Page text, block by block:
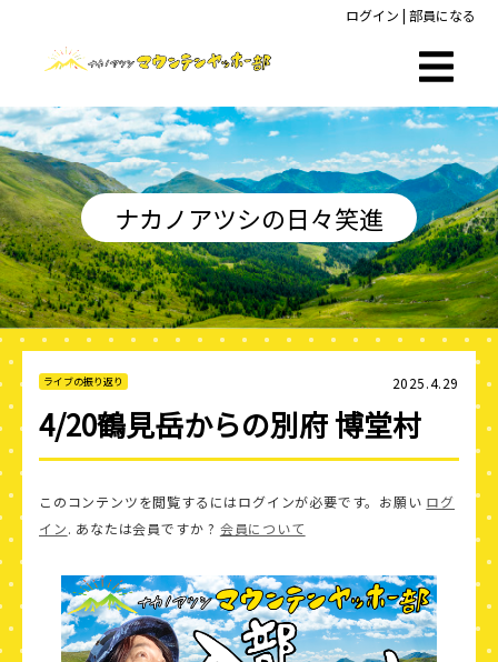
ログイン | 部員になる
ナカノアツシの日々笑進
ライブの振り返り 2025.4.29
4/20鶴見岳からの別府 博堂村
このコンテンツを閲覧するにはログインが必要です。お願い ログ
イン. あなたは会員ですか ? 会員について